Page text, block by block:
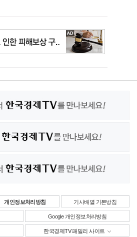
개인정보처리방침 기사배열 기본방침
Google 개인정보처리방침
한국경제TV 패밀리 사이트